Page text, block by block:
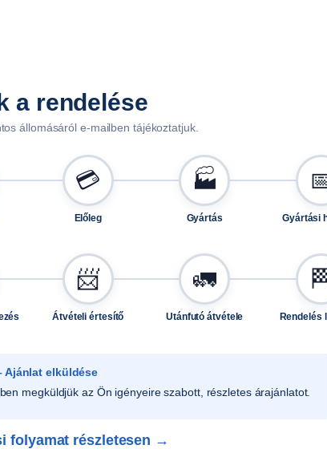
a rendelése
állomásáról e-mailben tájékoztatjuk.
💳
Előleg
🏭
Gyártás Gyártási
📨
Átvételi értesítő
🚛
Utánfutó átvétele Rendelés
Ajánlat elküldése
megküldjük az Ön igényeire szabott, részletes árajánlatot.
folyamat részletesen →